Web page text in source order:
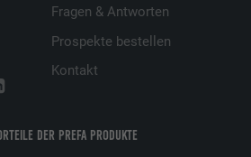
DER PREFA PRODUKTE
Fragen & Antworten
Prospekte bestellen
Kontakt